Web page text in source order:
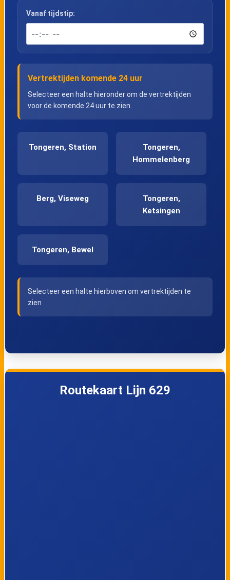
Vanaf tijdstip:
Vertrektijden komende 24 uur
Selecteer een halte hieronder om de vertrektijden
voor de komende 24 uur te zien.
Tongeren, Station
Tongeren,
Hommelenberg
Berg, Viseweg
Tongeren,
Ketsingen
Tongeren, Bewel
Selecteer een halte hierboven om vertrektijden te
zien
Routekaart Lijn 629